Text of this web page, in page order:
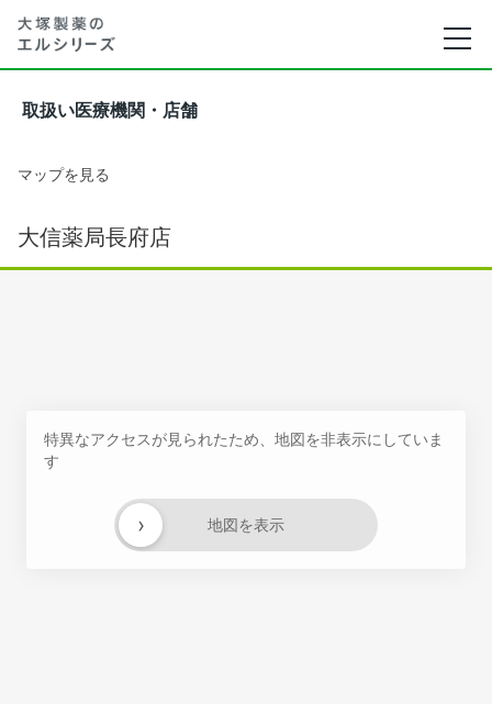
取扱い医療機関・店舗
マップを見る
大信薬局長府店
特異なアクセスが見られたため、地図を非表示にしていま
す
地図を表示
›